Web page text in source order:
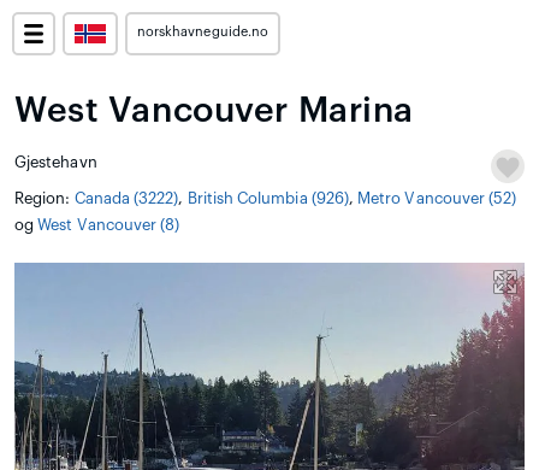
norskhavneguide.no
West Vancouver Marina
Gjestehavn
Region: Canada (3222), British Columbia (926), Metro Vancouver (52)
ogWest Vancouver (8)